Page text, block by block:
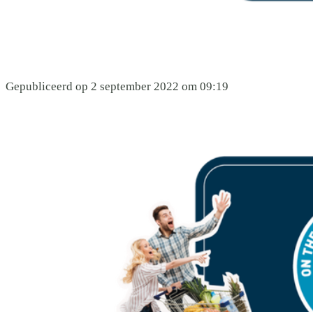
Gepubliceerd op 2 september 2022 om 09:19